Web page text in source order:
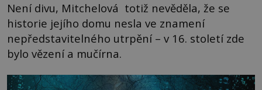
Není divu, Mitchelová totiž nevěděla, že se
historie jejího domu nesla ve znamení
nepředstavitelného utrpění – v 16. století zde
bylo vězení a mučírna.